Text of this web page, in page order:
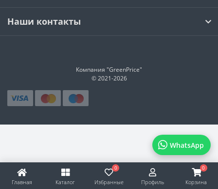
Главная Каталог
0
Избранные Профиль
0
Корзина
WhatsApp
Наши контакты
Компания "GreenPrice"
© 2021-2026